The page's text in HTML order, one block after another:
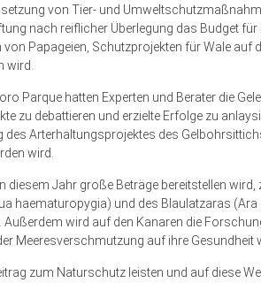
von Tier- und
nach reiflicher Überlegung das Budget für
Papageien, Schutzprojekten für Wale auf
wird.
Parque hatten Experten und Berater die
zu debattieren und erzielte Erfolge zu
Arterhaltungsprojektes des
wird.
Jahr große Beträge bereitstellen wird,
haematuropygia) und des Blaulatzaras
wird auf den Kanaren die
Meeresverschmutzung auf ihre Gesundheit
zum Naturschutz leisten und auf diese